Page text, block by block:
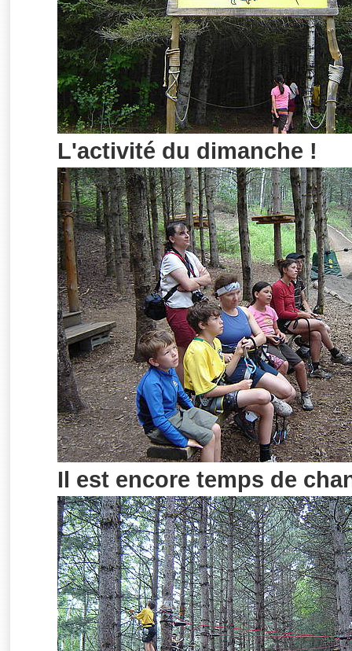
L'activité du dimanche !
Il est encore temps de